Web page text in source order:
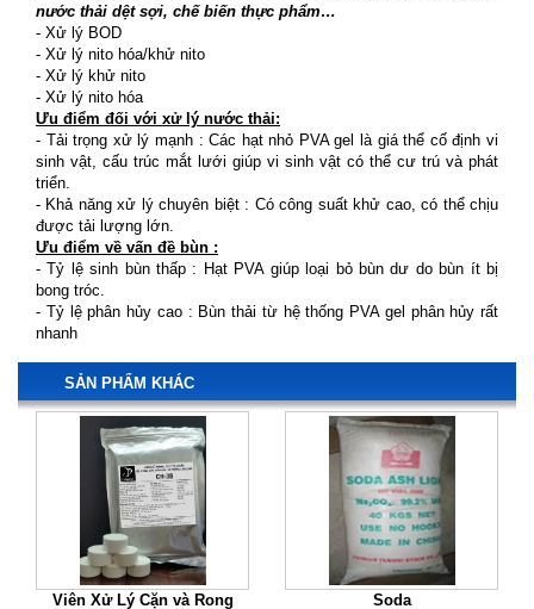
nước thải dệt sợi, chế biến thực phẩm…
- Xử lý BOD
- Xử lý nito hóa/khử nito
- Xử lý khử nito
- Xử lý nito hóa
Ưu điểm đối với xử lý nước thải:
- Tải trọng xử lý mạnh : Các hạt nhỏ PVA gel là giá thể cố định vi
sinh vật, cấu trúc mắt lưới giúp vi sinh vật có thể cư trú và phát
triển.
- Khả năng xử lý chuyên biệt : Có công suất khử cao, có thể chịu
được tải lượng lớn.
Ưu điểm về vấn đề bùn :
- Tỷ lệ sinh bùn thấp : Hạt PVA giúp loại bỏ bùn dư do bùn ít bị
bong tróc.
- Tỷ lệ phân hủy cao : Bùn thải từ hệ thống PVA gel phân hủy rất
nhanh
SẢN PHẨM KHÁC
Viên Xử Lý Cặn và Rong
Soda